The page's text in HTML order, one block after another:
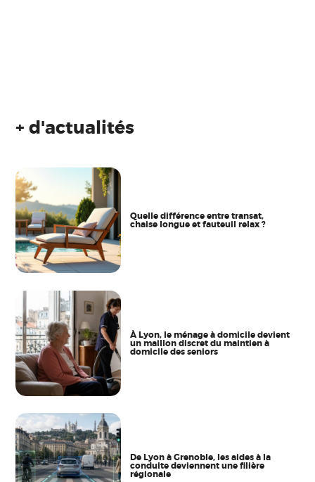
+ d'actualités
Quelle différence entre transat,
chaise longue et fauteuil relax ?
À Lyon, le ménage à domicile devient
un maillon discret du maintien à
domicile des seniors
De Lyon à Grenoble, les aides à la
conduite deviennent une filière
régionale